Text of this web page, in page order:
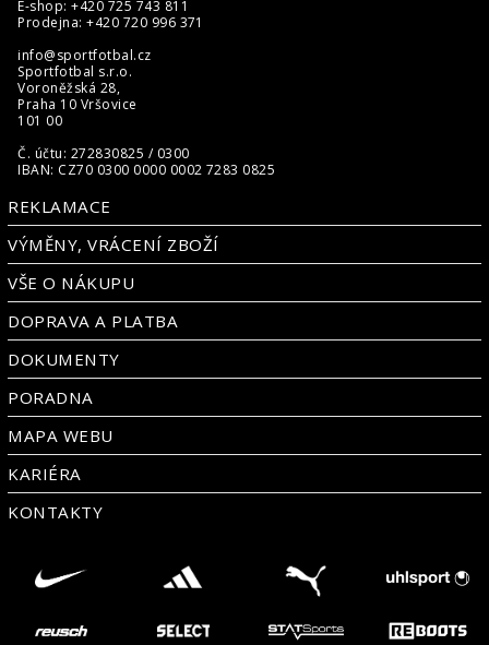
E-shop: +420 725 743 811
Prodejna: +420 720 996 371
info@sportfotbal.cz
Sportfotbal s.r.o.
Voroněžská 28,
Praha 10 Vršovice
101 00
Č. účtu: 272830825 / 0300
IBAN: CZ70 0300 0000 0002 7283 0825
REKLAMACE
VÝMĚNY, VRÁCENÍ ZBOŽÍ
VŠE O NÁKUPU
DOPRAVA A PLATBA
DOKUMENTY
PORADNA
MAPA WEBU
KARIÉRA
KONTAKTY